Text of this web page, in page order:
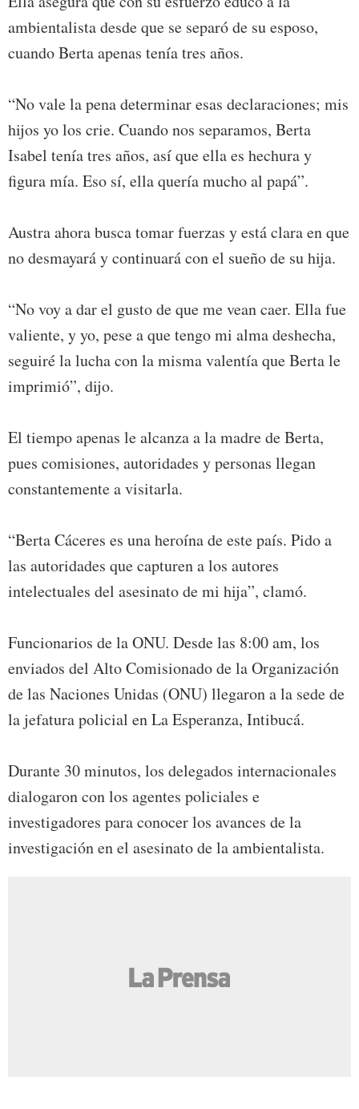
ambientalista desde que se separó de su esposo,
cuando Berta apenas tenía tres años.
“No vale la pena determinar esas declaraciones; mis
hijos yo los crie. Cuando nos separamos, Berta
Isabel tenía tres años, así que ella es hechura y
figura mía. Eso sí, ella quería mucho al papá”.
Austra ahora busca tomar fuerzas y está clara en que
no desmayará y continuará con el sueño de su hija.
“No voy a dar el gusto de que me vean caer. Ella fue
valiente, y yo, pese a que tengo mi alma deshecha,
seguiré la lucha con la misma valentía que Berta le
imprimió”, dijo.
El tiempo apenas le alcanza a la madre de Berta,
pues comisiones, autoridades y personas llegan
constantemente a visitarla.
“Berta Cáceres es una heroína de este país. Pido a
las autoridades que capturen a los autores
intelectuales del asesinato de mi hija”, clamó.
Funcionarios de la ONU. Desde las 8:00 am, los
enviados del Alto Comisionado de la Organización
de las Naciones Unidas (ONU) llegaron a la sede de
la jefatura policial en La Esperanza, Intibucá.
Durante 30 minutos, los delegados internacionales
dialogaron con los agentes policiales e
investigadores para conocer los avances de la
investigación en el asesinato de la ambientalista.